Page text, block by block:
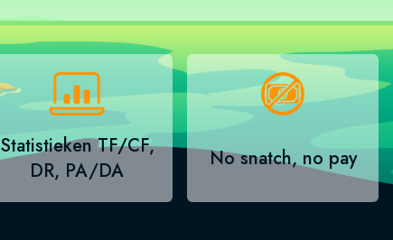
Statistieken TF/CF,
DR, PA/DA
No snatch, no pay